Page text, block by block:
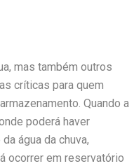
mas também outros
críticas para quem
Quando a
poderá haver
água da chuva,
ocorrer em reservatório